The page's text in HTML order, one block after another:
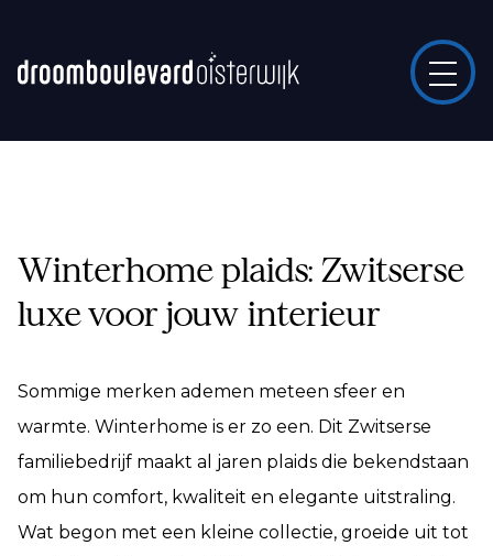
Winterhome plaids: Zwitserse
luxe voor jouw interieur
Sommige merken ademen meteen sfeer en
warmte. Winterhome is er zo een. Dit Zwitserse
familiebedrijf maakt al jaren plaids die bekendstaan
om hun comfort, kwaliteit en elegante uitstraling.
Wat begon met een kleine collectie, groeide uit tot